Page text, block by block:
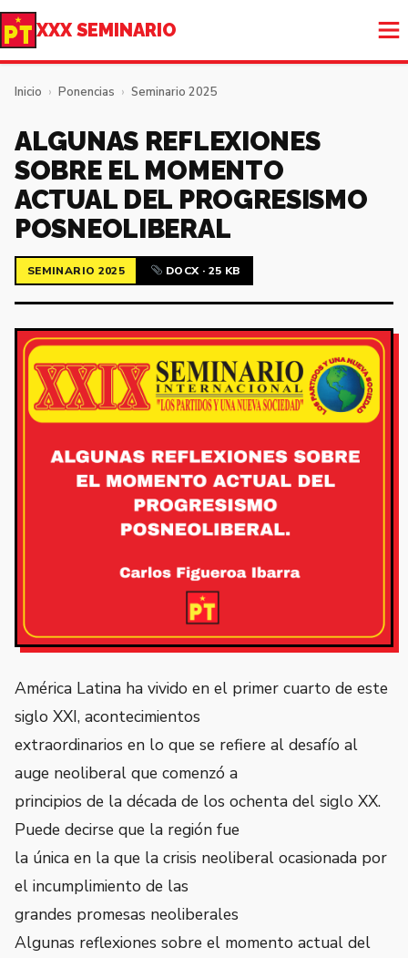
XXX SEMINARIO
Inicio › Ponencias › Seminario 2025
ALGUNAS REFLEXIONES
SOBRE EL MOMENTO
ACTUAL DEL PROGRESISMO
POSNEOLIBERAL
SEMINARIO 2025 DOCX · 25 KB
América Latina ha vivido en el primer cuarto de este
siglo XXI, acontecimientos
extraordinarios en lo que se refiere al desafío al
auge neoliberal que comenzó a
principios de la década de los ochenta del siglo XX.
Puede decirse que la región fue
la única en la que la crisis neoliberal ocasionada por
el incumplimiento de las
grandes promesas neoliberales
Algunas reflexiones sobre el momento actual del